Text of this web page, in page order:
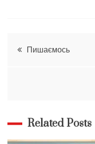
Навігація
Пишаємось
Related Posts